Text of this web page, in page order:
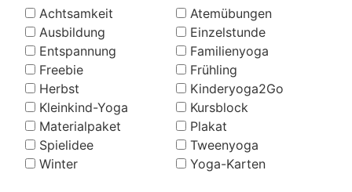
Achtsamkeit
Atemübungen
Ausbildung
Einzelstunde
Entspannung
Familienyoga
Freebie
Frühling
Herbst
Kinderyoga2Go
Kleinkind-Yoga
Kursblock
Materialpaket
Plakat
Spielidee
Tweenyoga
Winter
Yoga-Karten